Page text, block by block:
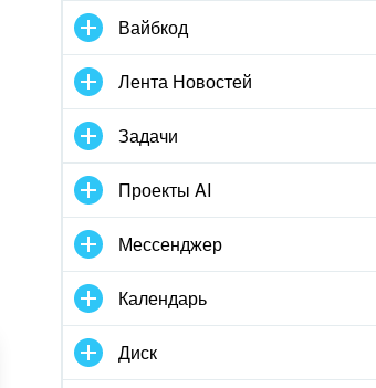
Вайбкод
Лента Новостей
Задачи
Проекты AI
Мессенджер
Календарь
Диск